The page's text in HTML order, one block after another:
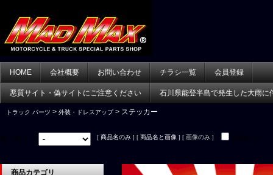
HOME 会社概要 お問い合わせ チラシ一覧 会員登録
悪質サイト・偽サイトにご注意ください 石川県能登半島で発生した大雨に
トラック パーツ > 外装・ドレスアップ> ステッカー
[ 商品名のみ ] [ 商品名と画像 ] [ 画像のみ ]
商品カテゴリ